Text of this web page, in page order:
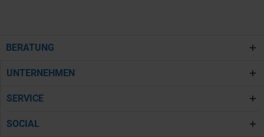
BERATUNG
UNTERNEHMEN
SERVICE
SOCIAL